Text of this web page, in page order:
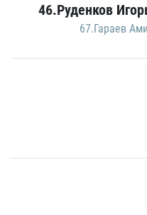
46.Руденков
67.Гараев